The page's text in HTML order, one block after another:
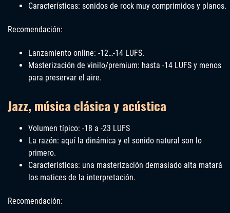
Características: sonidos de rock muy comprimidos y planos.
Recomendación:
Lanzamiento online: -12…-14 LUFS.
Masterización de vinilo/premium: hasta -14 LUFS y menos
para preservar el aire.
Jazz, música clásica y acústica
Volumen típico: -18 a -23 LUFS
La razón: aquí la dinámica y el sonido natural son lo
primero.
Características: una masterización demasiado alta matará
los matices de la interpretación.
Recomendación: